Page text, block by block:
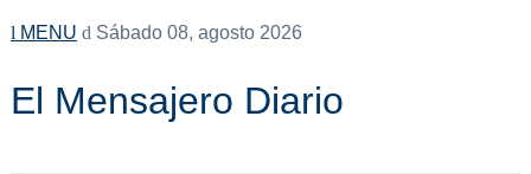
MENU Sábado 08, agosto 2026
El Mensajero Diario